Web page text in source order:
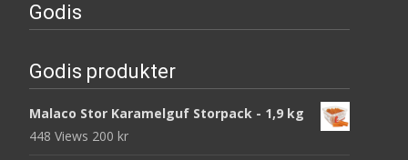
Godis
Godis produkter
Malaco Stor Karamelguf Storpack - 1,9 kg
448 Views 200 kr